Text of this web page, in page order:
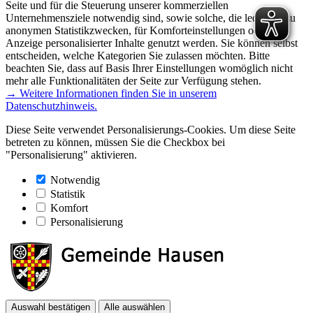
Seite und für die Steuerung unserer kommerziellen
Unternehmensziele notwendig sind, sowie solche, die lediglich zu
anonymen Statistikzwecken, für Komforteinstellungen oder zur
Anzeige personalisierter Inhalte genutzt werden. Sie können selbst
entscheiden, welche Kategorien Sie zulassen möchten. Bitte
beachten Sie, dass auf Basis Ihrer Einstellungen womöglich nicht
mehr alle Funktionalitäten der Seite zur Verfügung stehen.
→ Weitere Informationen finden Sie in unserem
Datenschutzhinweis.
Diese Seite verwendet Personalisierungs-Cookies. Um diese Seite
betreten zu können, müssen Sie die Checkbox bei
"Personalisierung" aktivieren.
Notwendig
Statistik
Komfort
Personalisierung
Auswahl bestätigen Alle auswählen